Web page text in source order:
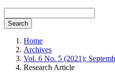
Search
Home
Archives
Vol. 6 No. 5 (2021):
Research Article